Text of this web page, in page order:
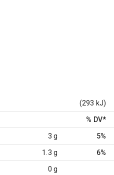
(293 kJ)
% DV*
3 g 5%
1.3 g 6%
0 g